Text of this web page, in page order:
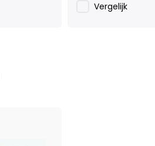
Vergelijk